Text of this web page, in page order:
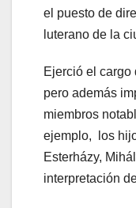
el puesto de
luterano de la
Ejerció el cargo
pero además
miembros
ejemplo, los
Esterházy,
interpretación